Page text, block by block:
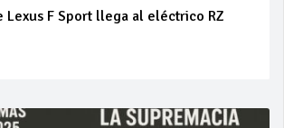
Lexus F Sport llega al eléctrico RZ